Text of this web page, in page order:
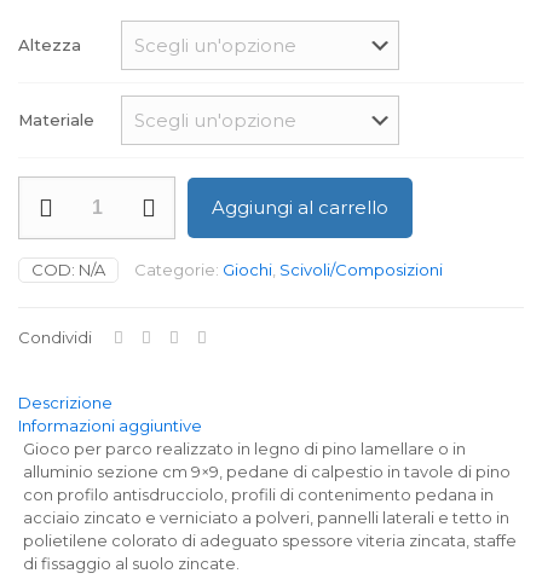
€ 3.300,00
€ 3.900,00
Altezza
Materiale
Aggiungi al carrello
COD: N/A Categorie: Giochi Scivoli/Composizioni
Condividi
Descrizione
Informazioni aggiuntive
Gioco per parco realizzato in legno di pino lamellare o in
alluminio sezione cm 9×9, pedane di calpestio in tavole di pino
con profilo antisdrucciolo, profili di contenimento pedana in
acciaio zincato e verniciato a polveri, pannelli laterali e tetto in
polietilene colorato di adeguato spessore viteria zincata, staffe
di fissaggio al suolo zincate.